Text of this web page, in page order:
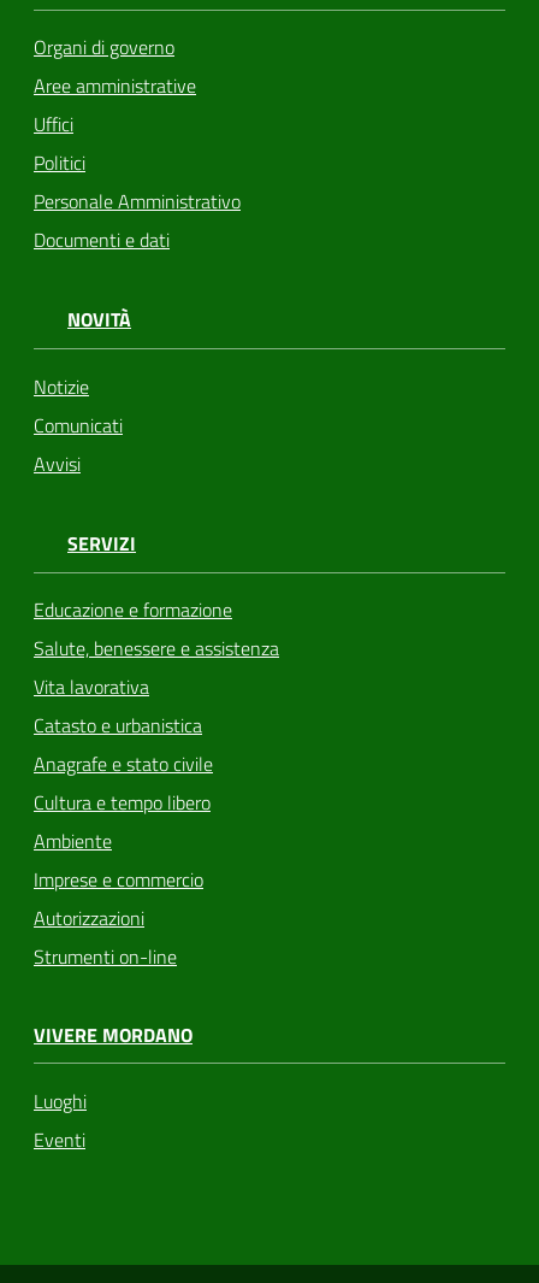
Organi di governo
Aree amministrative
Uffici
Politici
Personale Amministrativo
Documenti e dati
NOVITÀ
Notizie
Comunicati
Avvisi
SERVIZI
Educazione e formazione
Salute, benessere e assistenza
Vita lavorativa
Catasto e urbanistica
Anagrafe e stato civile
Cultura e tempo libero
Ambiente
Imprese e commercio
Autorizzazioni
Strumenti on-line
VIVERE MORDANO
Luoghi
Eventi